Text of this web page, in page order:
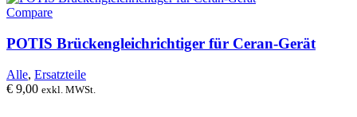
Compare
POTIS Brückengleichrichtiger für Ceran-Gerät
Alle, Ersatzteile
€ 9,00 exkl. MWSt.